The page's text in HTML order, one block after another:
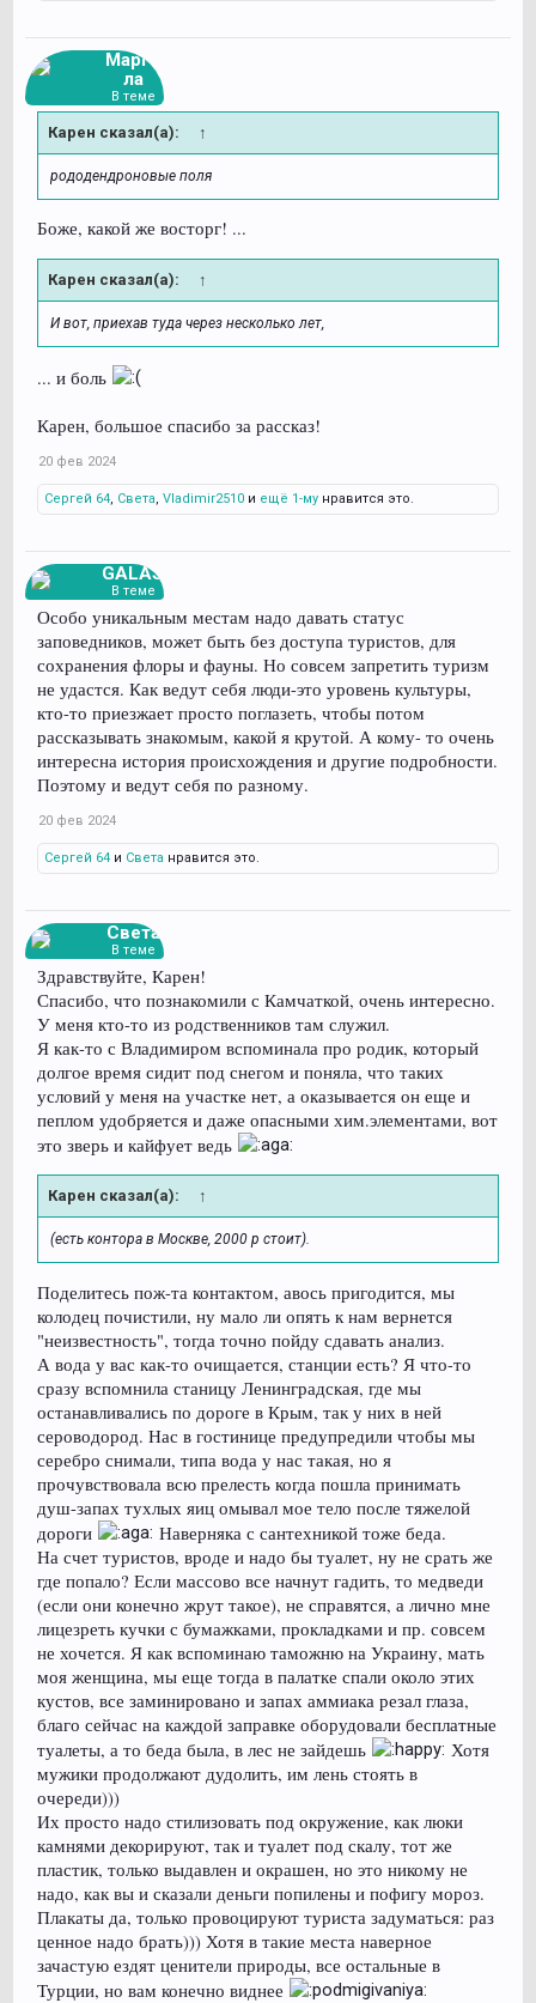
Марго
ла
В теме
Карен сказал(а): ↑
рододендроновые поля
Боже, какой же восторг! ...
Карен сказал(а): ↑
И вот, приехав туда через несколько лет,
... и боль
Карен, большое спасибо за рассказ!
20 фев 2024
Сергей 64 Света Vladimir2510 и ещё 1-му нравится это.
GALAS
В теме
Особо уникальным местам надо давать статус
заповедников, может быть без доступа туристов, для
сохранения флоры и фауны. Но совсем запретить туризм
не удастся. Как ведут себя люди-это уровень культуры,
кто-то приезжает просто поглазеть, чтобы потом
рассказывать знакомым, какой я крутой. А кому- то очень
интересна история происхождения и другие подробности.
Поэтому и ведут себя по разному.
20 фев 2024
Сергей 64 и Света нравится это.
Света
В теме
Здравствуйте, Карен!
Спасибо, что познакомили с Камчаткой, очень интересно.
У меня кто-то из родственников там служил.
Я как-то с Владимиром вспоминала про родик, который
долгое время сидит под снегом и поняла, что таких
условий у меня на участке нет, а оказывается он еще и
пеплом удобряется и даже опасными хим.элементами, вот
это зверь и кайфует ведь
Карен сказал(а): ↑
(есть контора в Москве, 2000 р стоит).
Поделитесь пож-та контактом, авось пригодится, мы
колодец почистили, ну мало ли опять к нам вернется
"неизвестность", тогда точно пойду сдавать анализ.
А вода у вас как-то очищается, станции есть? Я что-то
сразу вспомнила станицу Ленинградская, где мы
останавливались по дороге в Крым, так у них в ней
сероводород. Нас в гостинице предупредили чтобы мы
серебро снимали, типа вода у нас такая, но я
прочувствовала всю прелесть когда пошла принимать
душ-запах тухлых яиц омывал мое тело после тяжелой
дороги
Наверняка с сантехникой тоже беда.
На счет туристов, вроде и надо бы туалет, ну не срать же
где попало? Если массово все начнут гадить, то медведи
(если они конечно жрут такое), не справятся, а лично мне
лицезреть кучки с бумажками, прокладками и пр. совсем
не хочется. Я как вспоминаю таможню на Украину, мать
моя женщина, мы еще тогда в палатке спали около этих
кустов, все заминировано и запах аммиака резал глаза,
благо сейчас на каждой заправке оборудовали бесплатные
туалеты, а то беда была, в лес не зайдешь
Хотя
мужики продолжают дудолить, им лень стоять в
очереди)))
Их просто надо стилизовать под окружение, как люки
камнями декорируют, так и туалет под скалу, тот же
пластик, только выдавлен и окрашен, но это никому не
надо, как вы и сказали деньги попилены и пофигу мороз.
Плакаты да, только провоцируют туриста задуматься: раз
ценное надо брать))) Хотя в такие места наверное
зачастую ездят ценители природы, все остальные в
Турции, но вам конечно виднее